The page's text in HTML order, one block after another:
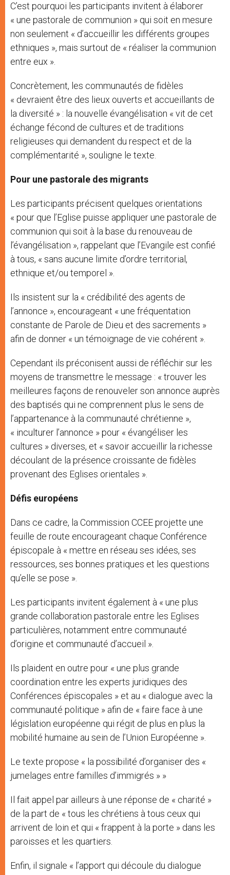
C’est pourquoi les participants invitent à élaborer
« une pastorale de communion » qui soit en mesure
non seulement « d’accueillir les différents groupes
ethniques », mais surtout de « réaliser la communion
entre eux ».
Concrètement, les communautés de fidèles
« devraient être des lieux ouverts et accueillants de
la diversité » : la nouvelle évangélisation « vit de cet
échange fécond de cultures et de traditions
religieuses qui demandent du respect et de la
complémentarité », souligne le texte.
Pour une pastorale des migrants
Les participants précisent quelques orientations
« pour que l’Eglise puisse appliquer une pastorale de
communion qui soit à la base du renouveau de
l’évangélisation », rappelant que l’Evangile est confié
à tous, « sans aucune limite d’ordre territorial,
ethnique et/ou temporel ».
Ils insistent sur la « crédibilité des agents de
l’annonce », encourageant « une fréquentation
constante de Parole de Dieu et des sacrements »
afin de donner « un témoignage de vie cohérent ».
Cependant ils préconisent aussi de réfléchir sur les
moyens de transmettre le message : « trouver les
meilleures façons de renouveler son annonce auprès
des baptisés qui ne comprennent plus le sens de
l’appartenance à la communauté chrétienne »,
« inculturer l’annonce » pour « évangéliser les
cultures » diverses, et « savoir accueillir la richesse
découlant de la présence croissante de fidèles
provenant des Eglises orientales ».
Défis européens
Dans ce cadre, la Commission CCEE projette une
feuille de route encourageant chaque Conférence
épiscopale à « mettre en réseau ses idées, ses
ressources, ses bonnes pratiques et les questions
qu’elle se pose ».
Les participants invitent également à « une plus
grande collaboration pastorale entre les Eglises
particulières, notamment entre communauté
d’origine et communauté d’accueil ».
Ils plaident en outre pour « une plus grande
coordination entre les experts juridiques des
Conférences épiscopales » et au « dialogue avec la
communauté politique » afin de « faire face à une
législation européenne qui régit de plus en plus la
mobilité humaine au sein de l’Union Européenne ».
Le texte propose « la possibilité d’organiser des «
jumelages entre familles d’immigrés » »
Il fait appel par ailleurs à une réponse de « charité »
de la part de « tous les chrétiens à tous ceux qui
arrivent de loin et qui « frappent à la porte » dans les
paroisses et les quartiers.
Enfin, il signale « l’apport qui découle du dialogue